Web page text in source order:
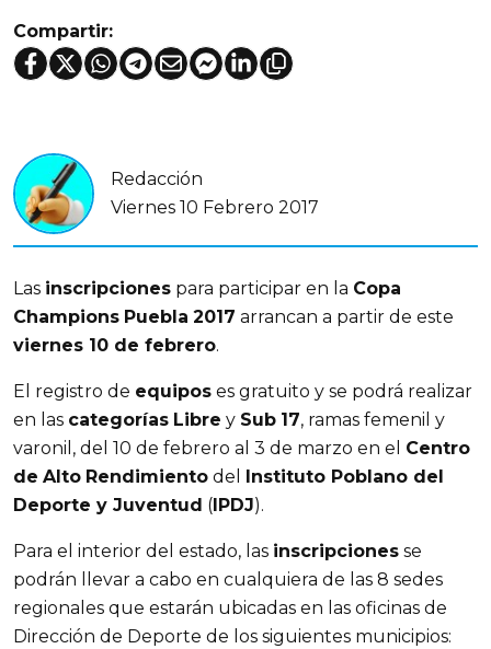
Compartir:
Redacción
Viernes 10 Febrero 2017
Las inscripciones para participar en la Copa
Champions Puebla 2017 arrancan a partir de este
viernes 10 de febrero.
El registro de equipos es gratuito y se podrá realizar
en las categorías Libre y Sub 17, ramas femenil y
varonil, del 10 de febrero al 3 de marzo en el Centro
de Alto Rendimiento del
Instituto Poblano del
Deporte y Juventud ( IPDJ).
Para el interior del estado, las inscripciones se
podrán llevar a cabo en cualquiera de las 8 sedes
regionales que estarán ubicadas en las oficinas de
Dirección de Deporte de los siguientes municipios: